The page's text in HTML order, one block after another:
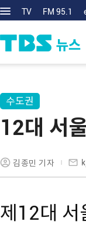
TV FM 95.1
수도권
12대 서
김종민 기자
제12대 서